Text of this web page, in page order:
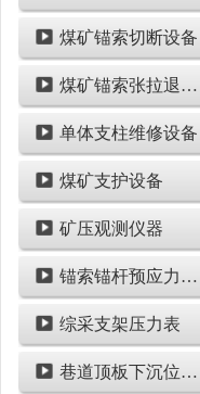
煤矿锚索切断设备
煤矿锚索张拉退锚设备
单体支柱维修设备
煤矿支护设备
矿压观测仪器
锚索锚杆预应力检测设备
综采支架压力表
巷道顶板下沉位移类仪表